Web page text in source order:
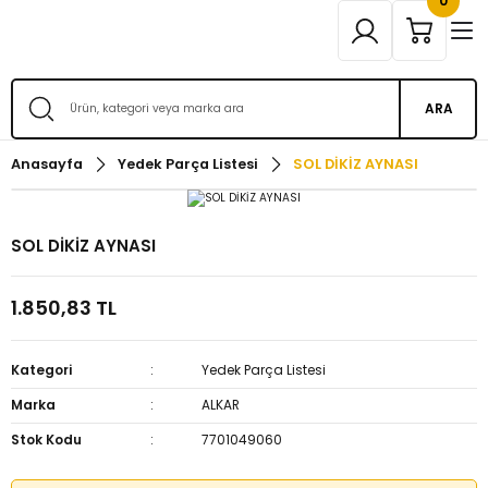
ARA
Anasayfa Yedek Parça Listesi SOL DİKİZ AYNASI
SOL DİKİZ AYNASI
1.850,83 TL
Kategori
Yedek Parça Listesi
Marka
ALKAR
Stok Kodu
7701049060